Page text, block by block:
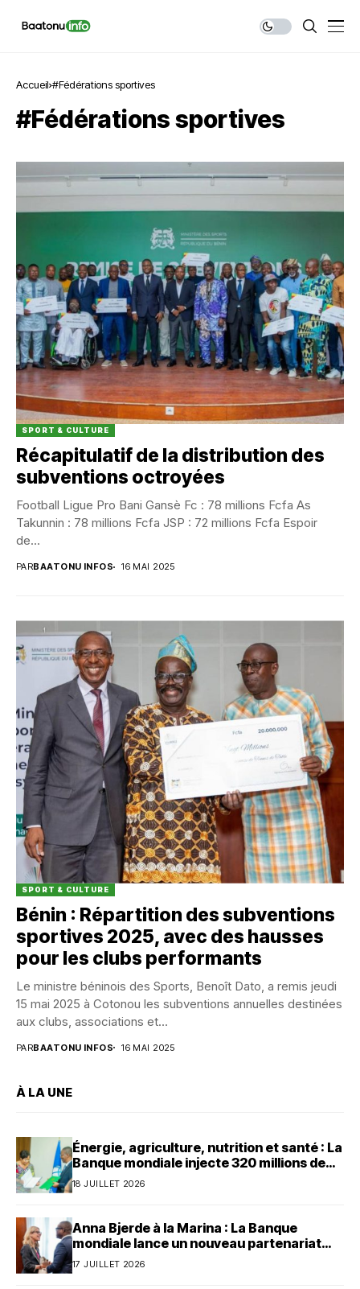
Accueil #Fédérations sportives
#Fédérations sportives
SPORT & CULTURE
Récapitulatif de la distribution des
subventions octroyées
Football Ligue Pro Bani Gansè Fc : 78 millions Fcfa As
Takunnin : 78 millions Fcfa JSP : 72 millions Fcfa Espoir
de...
PARBAATONU INFOS 16 MAI 2025
SPORT & CULTURE
Bénin : Répartition des subventions
sportives 2025, avec des hausses
pour les clubs performants
Le ministre béninois des Sports, Benoît Dato, a remis jeudi
15 mai 2025 à Cotonou les subventions annuelles destinées
aux clubs, associations et...
PARBAATONU INFOS 16 MAI 2025
À LA UNE
Énergie, agriculture, nutrition et santé : La
Banque mondiale injecte 320 millions de
dollars au Bénin
18 JUILLET 2026
Anna Bjerde à la Marina : La Banque
mondiale lance un nouveau partenariat
avec le Bénin
17 JUILLET 2026